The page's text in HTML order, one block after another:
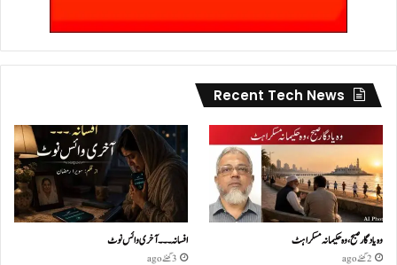
Recent Tech News
وہ یادگار صبح، وہ حکیمانہ مسکراہٹ
2 گھنٹے ago
افسانہ۔۔۔آخری وائس نوٹ
3 گھنٹے ago